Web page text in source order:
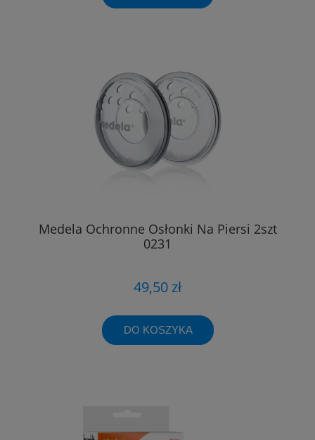
Medela Ochronne Osłonki Na Piersi 2szt
0231
49,50 zł
DO KOSZYKA